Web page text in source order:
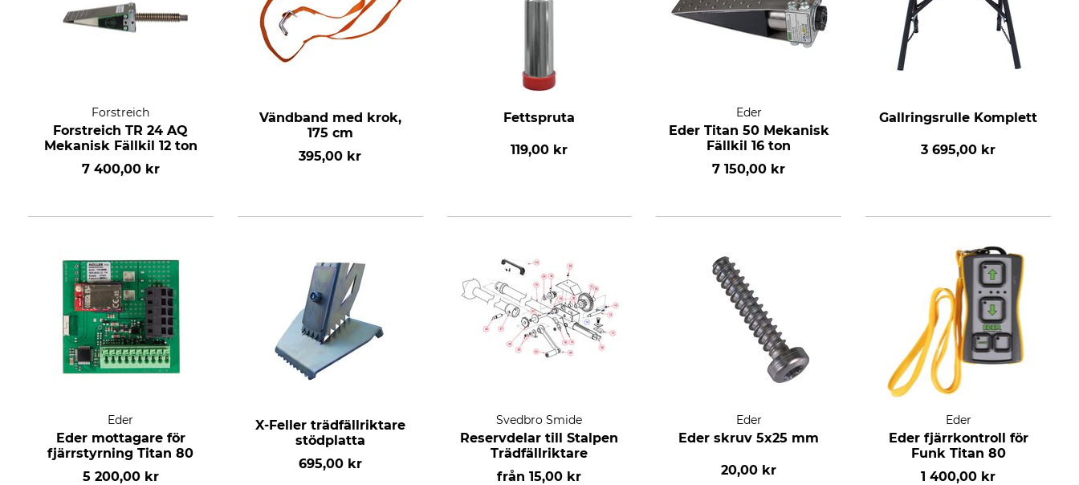
Forstreich
Forstreich TR 24 AQ
Mekanisk Fällkil 12 ton
7 400,00 kr
Vändband med krok,
175 cm
395,00 kr
Fettspruta
119,00 kr
Eder
Eder Titan 50 Mekanisk
Fällkil 16 ton
7 150,00 kr
Gallringsrulle Komplett
3 695,00 kr
Eder
Eder mottagare för
fjärrstyrning Titan 80
5 200,00 kr
X-Feller trädfällriktare
stödplatta
695,00 kr
Svedbro Smide
Reservdelar till Stalpen
Trädfällriktare
från15,00 kr
Eder
Eder skruv 5x25 mm
20,00 kr
Eder
Eder fjärrkontroll för
Funk Titan 80
1 400,00 kr